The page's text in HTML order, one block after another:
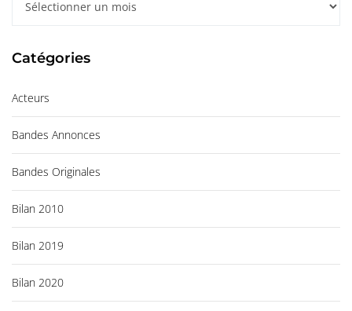
h
v
e
s
Catégories
Acteurs
Bandes Annonces
Bandes Originales
Bilan 2010
Bilan 2019
Bilan 2020